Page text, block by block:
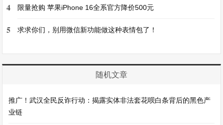
4 限量抢购 苹果iPhone 16全系官方降价500元
5 求求你们，别用微信新功能做这种表情包了！
随机文章
推广！武汉全民反诈行动：揭露实体非法套花呗白条背后的黑色产
业链